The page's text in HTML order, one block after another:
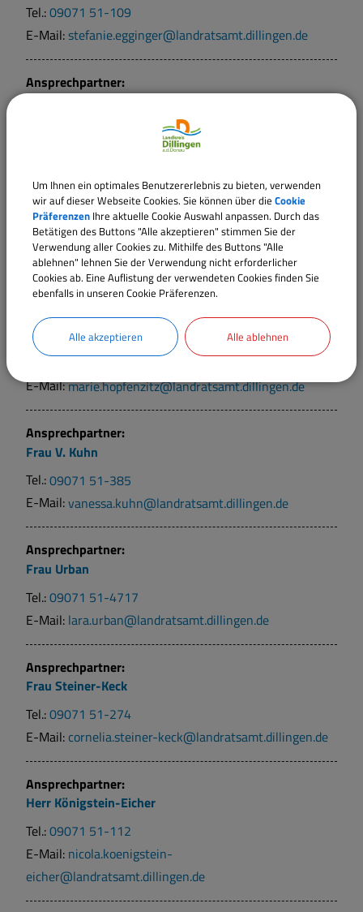
Tel.:09071 51-109
E-Mail:stefanie.egginger@landratsamt.dillingen.de
Ansprechpartner:
simone.gerstmeier@landratsamt.dillingen.de
Ansprechpartner:
FrauT.Zeller
Tel.:09071 51-275
E-Mail:theresa.zeller@landratsamt.dillingen.de
Ansprechpartner:
Frau
Hopfenzitz
Tel.:09071 51-4711
E-Mail:marie.hopfenzitz@landratsamt.dillingen.de
Ansprechpartner:
Frau V. Kuhn
Tel.:09071 51-385
E-Mail:vanessa.kuhn@landratsamt.dillingen.de
Ansprechpartner:
Frau Urban
Tel.:09071 51-4717
E-Mail: lara.urban@landratsamt.dillingen.de
Ansprechpartner:
Frau Steiner-Keck
Tel.:09071 51-274
E-Mail: cornelia.steiner-keck@landratsamt.dillingen.de
Ansprechpartner:
Herr Königstein-Eicher
Tel.:09071 51-112
E-Mail: nicola.koenigstein-
eicher@landratsamt.dillingen.de
Um Ihnen ein optimales Benutzererlebnis zu bieten, verwenden
wir auf dieser Webseite Cookies. Sie können über die Cookie
Präferenzen Ihre aktuelle Cookie Auswahl anpassen. Durch das
Betätigen des Buttons "Alle akzeptieren" stimmen Sie der
Verwendung aller Cookies zu. Mithilfe des Buttons "Alle
ablehnen" lehnen Sie der Verwendung nicht erforderlicher
Cookies ab. Eine Auflistung der verwendeten Cookies finden Sie
ebenfalls in unseren Cookie Präferenzen.
Alle akzeptieren Alle ablehnen